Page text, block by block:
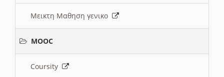
Μεικτη Μαθηση γενικο
MOOC
Coursity